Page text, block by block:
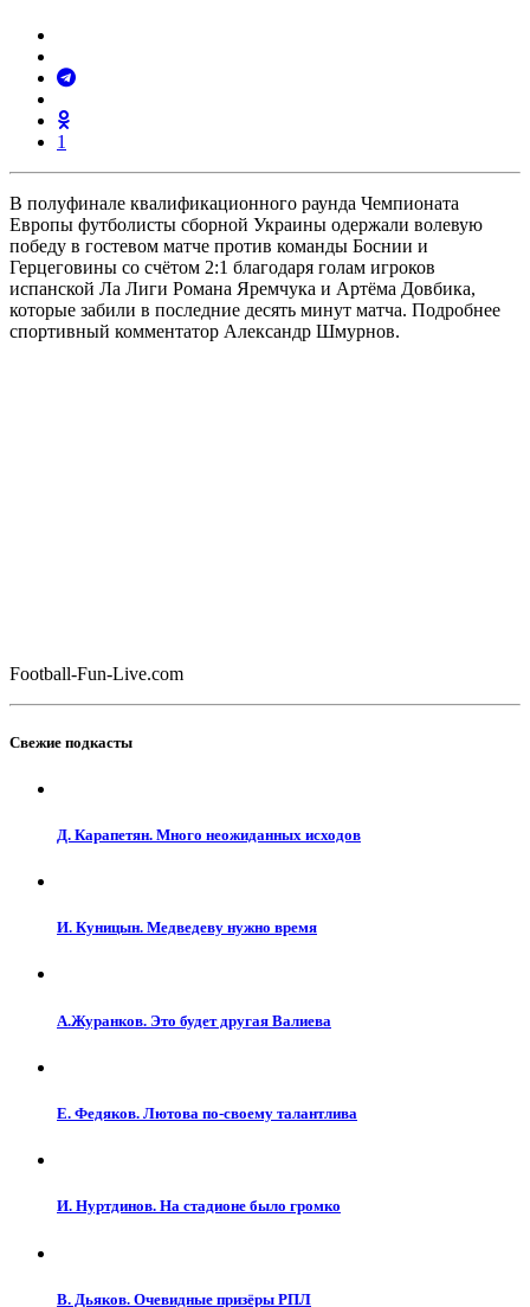
1
В полуфинале квалификационного раунда Чемпионата
Европы футболисты сборной Украины одержали волевую
победу в гостевом матче против команды Боснии и
Герцеговины со счётом 2:1 благодаря голам игроков
испанской Ла Лиги Романа Яремчука и Артёма Довбика,
которые забили в последние десять минут матча. Подробнее
спортивный комментатор Александр Шмурнов.
Football-Fun-Live.com
Свежие подкасты
Д. Карапетян. Много неожиданных исходов
И. Куницын. Медведеву нужно время
А.Журанков. Это будет другая Валиева
Е. Федяков. Лютова по-своему талантлива
И. Нуртдинов. На стадионе было громко
В. Дьяков. Очевидные призёры РПЛ